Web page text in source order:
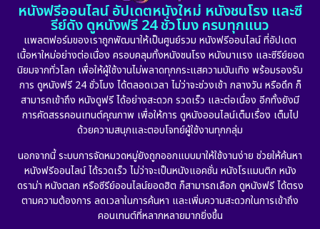
หนังฟรีออนไลน์ อัปเดตหนังใหม่ หนังชนโรง และซี
รีย์ดัง ดูหนังฟรี 24 ชั่วโมง ครบทุกแนว
แพลตฟอร์มของเราถูกพัฒนาให้เป็นศูนย์รวม หนังฟรีออนไลน์ ที่อัปเดต
เนื้อหาใหม่อย่างต่อเนื่อง ครอบคลุมทั้งหนังชนโรง หนังมาแรง และซีรีย์ยอด
นิยมจากทั่วโลก เพื่อให้ผู้ใช้งานไม่พลาดทุกกระแสความบันเทิง พร้อมรองรับ
การ ดูหนังฟรี 24 ชั่วโมง ได้ตลอดเวลา ไม่ว่าจะช่วงเช้า กลางวัน หรือดึก ก็
สามารถเข้าถึง หนังดูฟรี ได้อย่างสะดวก รวดเร็ว และต่อเนื่อง อีกทั้งยังมี
การคัดสรรคอนเทนต์คุณภาพ เพื่อให้การ ดูหนังออนไลน์เต็มเรื่อง เต็มไป
ด้วยความสนุกและตอบโจทย์ผู้ใช้งานทุกกลุ่ม
นอกจากนี้ ระบบการจัดหมวดหมู่ยังถูกออกแบบมาให้ใช้งานง่าย ช่วยให้ค้นหา
หนังฟรีออนไลน์ ได้รวดเร็ว ไม่ว่าจะเป็นหนังแอคชั่น หนังโรแมนติก หนัง
ดราม่า หนังตลก หรือซีรีย์ออนไลน์ยอดฮิต ก็สามารถเลือก ดูหนังฟรี ได้ตรง
ตามความต้องการ ลดเวลาในการค้นหา และเพิ่มความสะดวกในการเข้าถึง
คอนเทนต์ที่หลากหลายมากยิ่งขึ้น